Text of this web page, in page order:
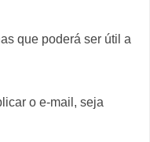
que poderá ser útil a
o e-mail, seja